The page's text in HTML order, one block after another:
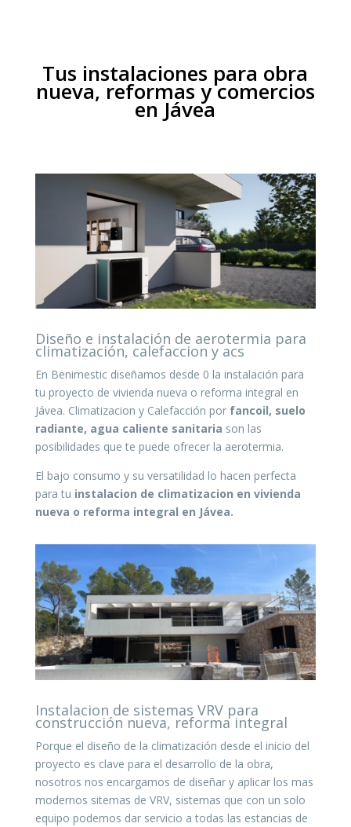
Tus instalaciones para obra
nueva, reformas y comercios
en Jávea
Diseño e instalación de aerotermia para
climatización, calefaccion y acs
En Benimestic diseñamos desde 0 la instalación para
tu proyecto de vivienda nueva o reforma integral en
Jávea. Climatizacion y Calefacción por fancoil, suelo
radiante, agua caliente sanitaria son las
posibilidades que te puede ofrecer la aerotermia.
El bajo consumo y su versatilidad lo hacen perfecta
para tu instalacion de climatizacion en vivienda
nueva o reforma integral en Jávea.
Instalacion de sistemas VRV para
construcción nueva, reforma integral
Porque el diseño de la climatización desde el inicio del
proyecto es clave para el desarrollo de la obra,
nosotros nos encargamos de diseñar y aplicar los mas
modernos sitemas de VRV, sistemas que con un solo
equipo podemos dar servicio a todas las estancias de